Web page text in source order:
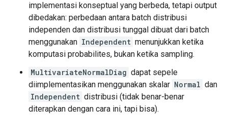
implementasi konseptual yang berbeda, tetapi output
dibedakan: perbedaan antara batch distribusi
independen dan distribusi tunggal dibuat dari batch
menggunakan Independent menunjukkan ketika
komputasi probabilites, bukan ketika sampling.
MultivariateNormalDiag dapat sepele
diimplementasikan menggunakan skalar Normal dan
Independent distribusi (tidak benar-benar
diterapkan dengan cara ini, tapi bisa).